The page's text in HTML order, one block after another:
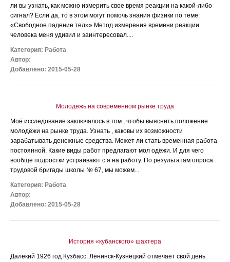
ли вы узнать, как можно измерить свое время реакции на какой-либо
сигнал? Если да, то в этом могут помочь знания физики по теме:
«Свободное падение тел»» Метод измерения времени реакции
человека меня удивил и заинтересовал....
Категория: Работа
Автор:
Добавлено: 2015-05-28
Молодёжь на современном рынке труда
Моё исследование заключалось в том , чтобы выяснить положение
молодёжи на рынке труда. Узнать , каковы их возможности
зарабатывать денежные средства. Может ли стать временная работа
постоянной. Какие виды работ предлагают мол одёжи. И для чего
вообще подростки устраивают с я на работу. По результатам опроса
трудовой бригады школы № 67, мы можем...
Категория: Работа
Автор:
Добавлено: 2015-05-28
История «кубанского» шахтера
Далекий 1926 год Кузбасс. Ленинск-Кузнецкий отмечает свой день